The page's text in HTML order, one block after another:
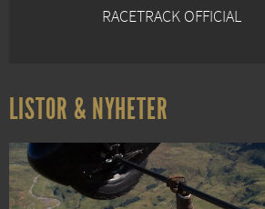
RACETRACK OFFICIAL
LISTOR & NYHETER